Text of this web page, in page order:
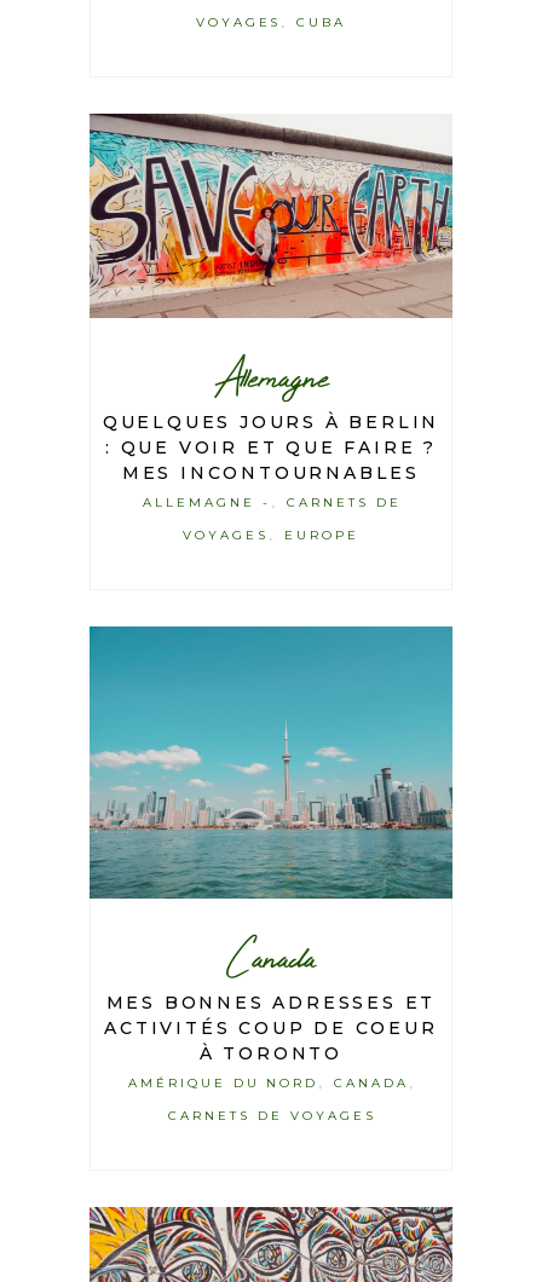
VOYAGES CUBA
Allemagne
QUELQUES JOURS À BERLIN
: QUE VOIR ET QUE FAIRE ?
MES INCONTOURNABLES
ALLEMAGNE - , CARNETS DE
VOYAGES , EUROPE
Canada
MES BONNES ADRESSES ET
ACTIVITÉS COUP DE COEUR
À TORONTO
AMÉRIQUE DU NORD CANADA
CARNETS DE VOYAGES